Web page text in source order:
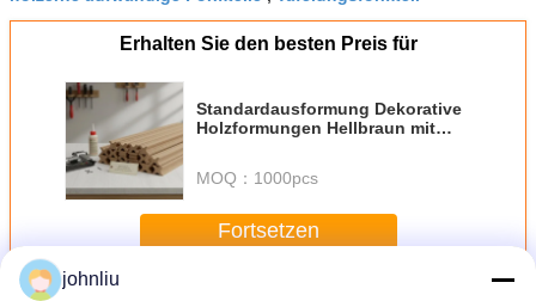
Erhalten Sie den besten Preis für
Standardausformung Dekorative
Holzformungen Hellbraun mit
architektonische Holzarbeiten
MOQ： 1000pcs
Fortsetzen
johnliu